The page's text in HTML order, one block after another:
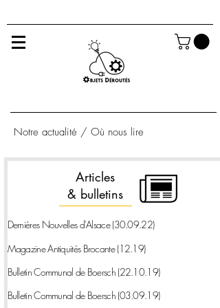
Notre actualité / Où nous lire
Articles
& bulletins
Dernières Nouvelles d'Alsace(30.09.22)
Magazine Antiquités Brocante(12.19)
Bulletin Communal de Boersch(22.10.19)
Bulletin Communal de Boersch(03.09.19)